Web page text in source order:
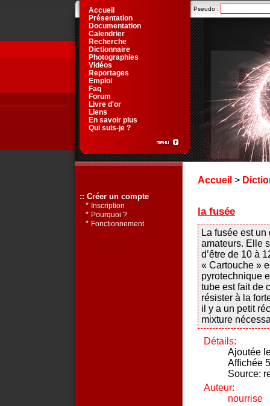
Accueil >
la fusée
La fusée est
amateurs. Elle
d’être de 10 à
« Cartouche »
pyrotechnique
tube est fait de
résister à la
il y a un petit
mixture
Détails:
Ajoutée
Affichée
Source:
Auteur:
nourrise
Pseudo :
Accueil
Présentation
Documentation
Calendrier
Recherche
Dictionnaire
Photographies
Vidéos
Reportages
Emploi
Faq
Forum
Livre d'or
Liens
En savoir plus
Qui suis-je ?
:: Créer un compte
* Inscription
* Pourquoi ?
* Fonctionnement